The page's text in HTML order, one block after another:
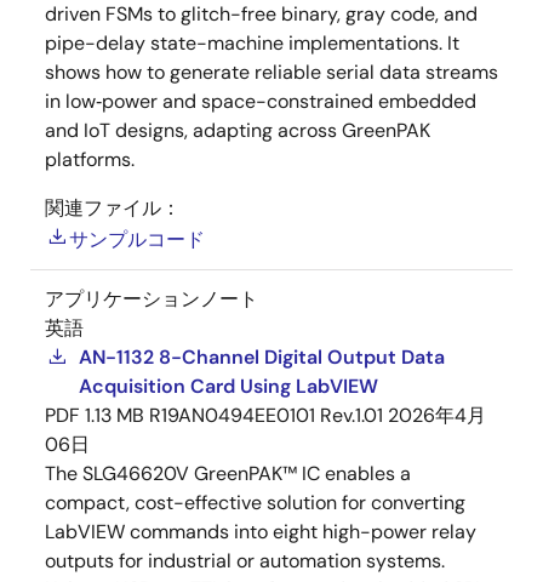
driven FSMs to glitch-free binary, gray code, and
pipe-delay state-machine implementations. It
shows how to generate reliable serial data streams
in low‑power and space-constrained embedded
and IoT designs, adapting across GreenPAK
platforms.
関連ファイル：
サンプルコード
アプリケーションノート
英語
AN-1132 8-Channel Digital Output Data
Acquisition Card Using LabVIEW
PDF 1.13 MB R19AN0494EE0101 Rev.1.01 2026年4月
06日
The SLG46620V GreenPAK™ IC enables a
compact, cost-effective solution for converting
LabVIEW commands into eight high-power relay
outputs for industrial or automation systems.